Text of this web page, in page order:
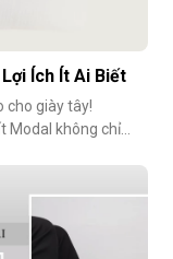
Ích Ít Ai Biết
cho giày tây!
Modal không chỉ
phá lý do vì sao
thể thiếu cho các